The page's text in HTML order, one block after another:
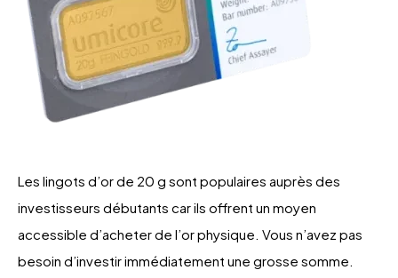
Les lingots d’or de 20 g sont populaires auprès des
investisseurs débutants car ils offrent un moyen
accessible d’acheter de l’or physique. Vous n’avez pas
besoin d’investir immédiatement une grosse somme.